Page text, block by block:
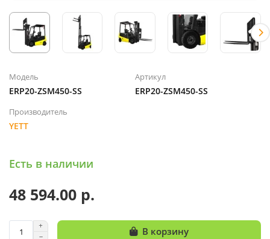
Модель
ERP20-ZSM450-SS
Артикул
ERP20-ZSM450-SS
Производитель
YETT
Есть в наличии
48 594.00 р.
В корзину